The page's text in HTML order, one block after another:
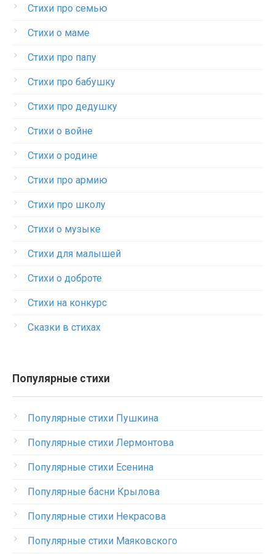
Стихи про семью
Стихи о маме
Стихи про папу
Стихи про бабушку
Стихи про дедушку
Стихи о войне
Стихи о родине
Стихи про армию
Стихи про школу
Стихи о музыке
Стихи для малышей
Стихи о доброте
Стихи на конкурс
Сказки в стихах
Популярные стихи
Популярные стихи Пушкина
Популярные стихи Лермонтова
Популярные стихи Есенина
Популярные басни Крылова
Популярные стихи Некрасова
Популярные стихи Маяковского